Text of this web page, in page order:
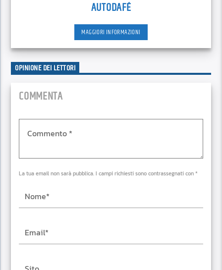
AUTODAFÉ
MAGGIORI INFORMAZIONI
OPINIONE DEI LETTORI
COMMENTA
La tua email non sarà pubblica. I campi richiesti sono contrassegnati con *